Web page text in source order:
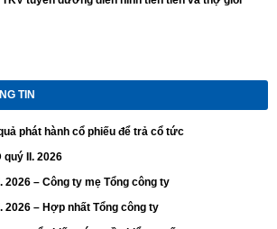
TIN
phát hành cổ phiếu để trả cổ tức
quý II. 2026
2026 – Công ty mẹ Tổng công ty
2026 – Hợp nhất Tổng công ty